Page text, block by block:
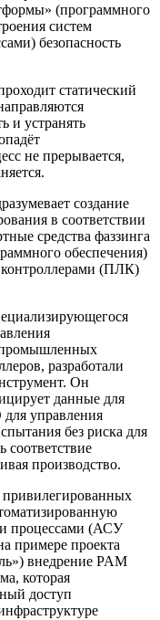
(программного
систем
безопасность
статический
и устранять
не прерывается,
создание
в соответствии
средства фаззинга
обеспечения)
(ПЛК)
промышленных
разработали
Он
данные для
управления
без риска для
соответствие
производство.
привилегированных
процессами (АСУ
примере проекта
внедрение PAM
которая
доступ